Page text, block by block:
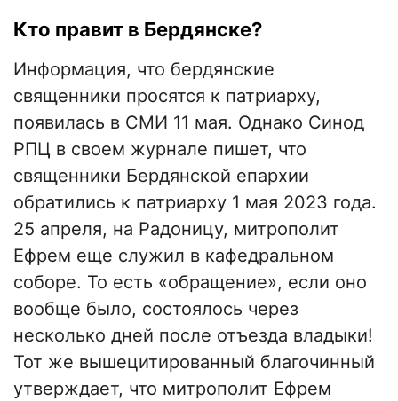
Кто правит в Бердянске?
Информация, что бердянские
священники просятся к патриарху,
появилась в СМИ 11 мая. Однако Синод
РПЦ в своем журнале пишет, что
священники Бердянской епархии
обратились к патриарху 1 мая 2023 года.
25 апреля, на Радоницу, митрополит
Ефрем еще служил в кафедральном
соборе. То есть «обращение», если оно
вообще было, состоялось через
несколько дней после отъезда владыки!
Тот же вышецитированный благочинный
утверждает, что митрополит Ефрем